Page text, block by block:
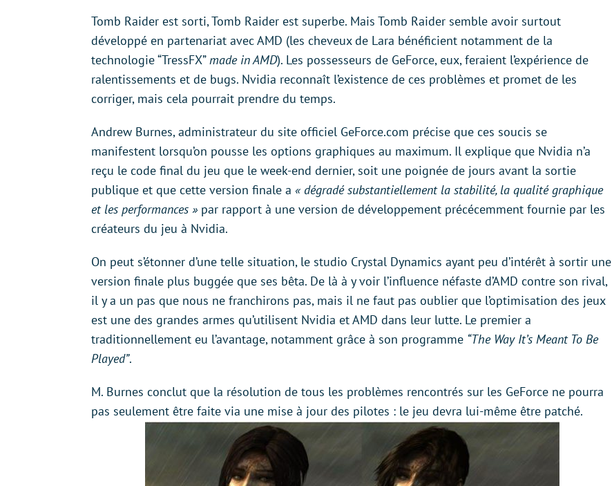
Tomb Raider est sorti, Tomb Raider est superbe. Mais Tomb Raider semble avoir surtout
développé en partenariat avec AMD (les cheveux de Lara bénéficient notamment de la
technologie “TressFX”made in AMD). Les possesseurs de GeForce, eux, feraient l’expérience de
ralentissements et de bugs. Nvidia reconnaît l’existence de ces problèmes et promet de les
corriger, mais cela pourrait prendre du temps.
Andrew Burnes, administrateur du site officiel GeForce.com précise que ces soucis se
manifestent lorsqu’on pousse les options graphiques au maximum. Il explique que Nvidia n’a
reçu le code final du jeu que le week-end dernier, soit une poignée de jours avant la sortie
publique et que cette version finale a « dégradé substantiellement la stabilité, la qualité graphique
et les performances » par rapport à une version de développement précécemment fournie par les
créateurs du jeu à Nvidia.
On peut s’étonner d’une telle situation, le studio Crystal Dynamics ayant peu d’intérêt à sortir une
version finale plus buggée que ses bêta. De là à y voir l’influence néfaste d’AMD contre son rival,
il y a un pas que nous ne franchirons pas, mais il ne faut pas oublier que l’optimisation des jeux
est une des grandes armes qu’utilisent Nvidia et AMD dans leur lutte. Le premier a
traditionnellement eu l’avantage, notamment grâce à son programme “The Way It’s Meant To Be
Played”.
M. Burnes conclut que la résolution de tous les problèmes rencontrés sur les GeForce ne pourra
pas seulement être faite via une mise à jour des pilotes : le jeu devra lui-même être patché.